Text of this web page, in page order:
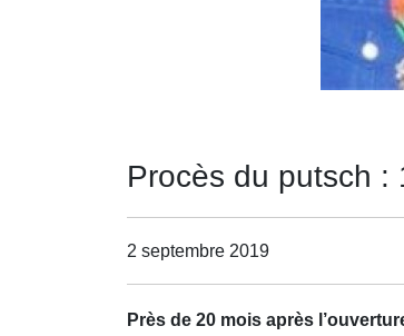
Procès du putsch :
2 septembre 2019
Près de 20 mois après